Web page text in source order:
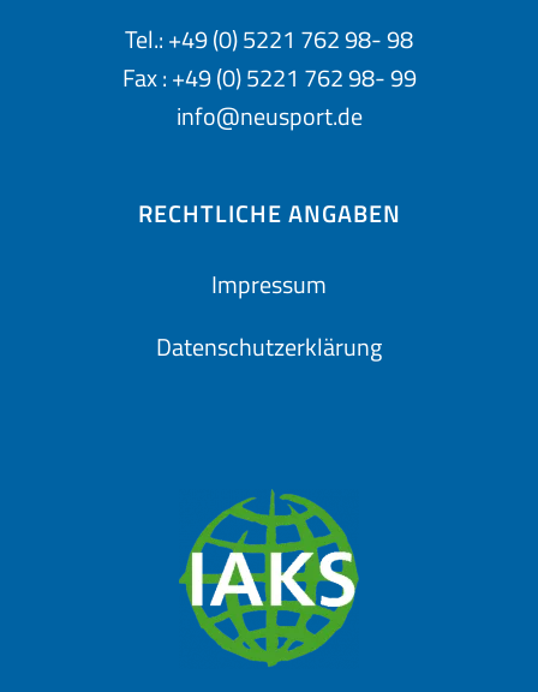
Tel.:+49 (0) 5221 762 98- 98
Fax : +49 (0) 5221 762 98- 99
info@neusport.de
RECHTLICHE ANGABEN
Impressum
Datenschutzerklärung